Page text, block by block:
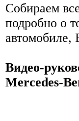
Собираем
подробно о
автомобиле,
Видео-
Mercedes-